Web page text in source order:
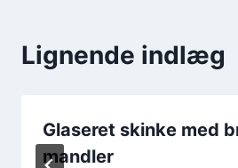
Lignende indlæg
Glaseret skinke med
mandler